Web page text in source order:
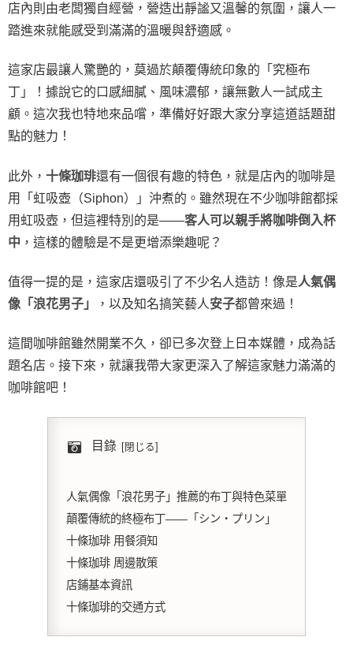
店內則由老闆獨自經營，營造出靜謐又溫馨的氛圍，讓人一
踏進來就能感受到滿滿的溫暖與舒適感。
這家店最讓人驚艷的，莫過於顛覆傳統印象的「究極布
丁」！據說它的口感細膩、風味濃郁，讓無數人一試成主
顧。這次我也特地來品嚐，準備好好跟大家分享這道話題甜
點的魅力！
此外， 十條珈琲還有一個很有趣的特色，就是店內的咖啡是
用「虹吸壺（Siphon）」沖煮的。雖然現在不少咖啡館都採
用虹吸壺，但這裡特別的是——客人可以親手將咖啡倒入杯
中 ，這樣的體驗是不是更增添樂趣呢？
值得一提的是，這家店還吸引了不少名人造訪！像是人氣偶
像「浪花男子」
，以及知名搞笑藝人安子都曾來過！
這間咖啡館雖然開業不久，卻已多次登上日本媒體，成為話
題名店。接下來，就讓我帶大家更深入了解這家魅力滿滿的
咖啡館吧！
目錄
人氣偶像「浪花男子」推薦的布丁與特色菜單
顛覆傳統的終極布丁——「シン・プリン」
十條珈琲 用餐須知
十條珈琲 周邊散策
店鋪基本資訊
十條珈琲的交通方式